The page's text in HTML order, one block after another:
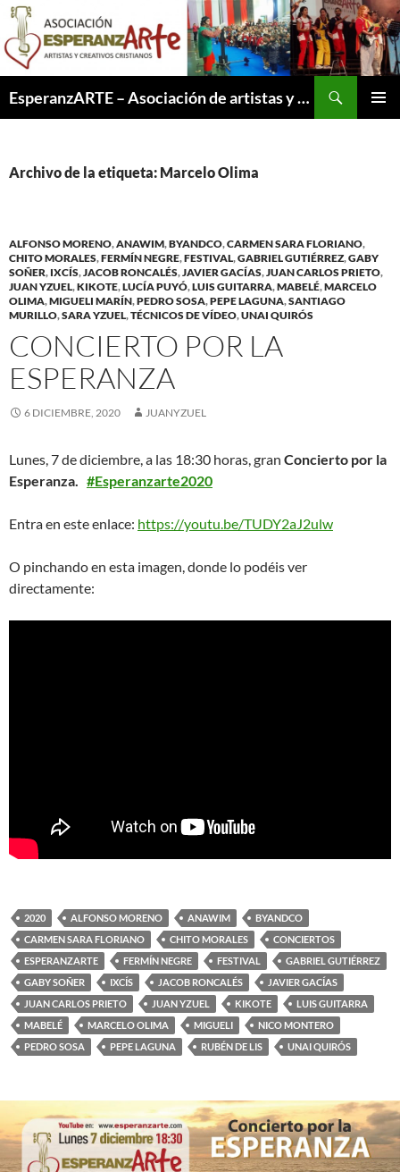
Saltar
contenido
EsperanzARTE – Asociación de artistas y creativos cristianos
Archivo de la etiqueta: Marcelo Olima
ALFONSO MORENO,ANAWIM,BYANDCO,CARMEN SARA FLORIANO,
CHITO MORALES,FERMÍN NEGRE,FESTIVAL,GABRIEL GUTIÉRREZ,GABY
SOÑER, IXCÍS,JACOB RONCALÉS,JAVIER GACÍAS,JUAN CARLOS PRIETO,
JUAN YZUEL,KIKOTE,LUCÍA PUYÓ,LUIS GUITARRA,MABELÉ,MARCELO
OLIMA,MIGUELI MARÍN,PEDRO SOSA,PEPE LAGUNA,SANTIAGO
MURILLO,SARA YZUEL,TÉCNICOS DE VÍDEO,UNAI QUIRÓS
CONCIERTO POR LA
ESPERANZA
6 DICIEMBRE, 2020 JUANYZUEL
Lunes, 7 de diciembre, a las 18:30 horas, gran Concierto por la
Esperanza. #Esperanzarte2020
Entra en este enlace: https://youtu.be/TUDY2aJ2ulw
O pinchando en esta imagen, donde lo podéis ver
directamente:
2020 ALFONSO MORENO ANAWIM
BYANDCO
CARMEN SARA FLORIANO
CHITO MORALES
CONCIERTOS
ESPERANZARTE
FERMÍN NEGRE FESTIVAL
GABRIEL GUTIÉRREZ
GABY SOÑER
IXCÍS JACOB RONCALÉS
JAVIER GACÍAS
JUAN CARLOS PRIETO
JUAN YZUEL KIKOTE
LUIS GUITARRA
MABELÉ
MARCELO OLIMA MIGUELI
NICO MONTERO
PEDRO SOSA
PEPE LAGUNA RUBÉN DE LIS UNAI QUIRÓS